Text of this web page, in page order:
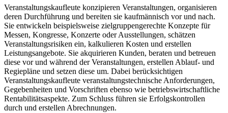
Veranstaltungskaufleute konzipieren Veranstaltungen, organisieren
deren Durchführung und bereiten sie kaufmännisch vor und nach.
Sie entwickeln beispielsweise zielgruppengerechte Konzepte für
Messen, Kongresse, Konzerte oder Ausstellungen, schätzen
Veranstaltungsrisiken ein, kalkulieren Kosten und erstellen
Leistungsangebote. Sie akquirieren Kunden, beraten und betreuen
diese vor und während der Veranstaltungen, erstellen Ablauf- und
Regiepläne und setzen diese um. Dabei berücksichtigen
Veranstaltungskaufleute veranstaltungstechnische Anforderungen,
Gegebenheiten und Vorschriften ebenso wie betriebswirtschaftliche
Rentabilitätsaspekte. Zum Schluss führen sie Erfolgskontrollen
durch und erstellen Abrechnungen.